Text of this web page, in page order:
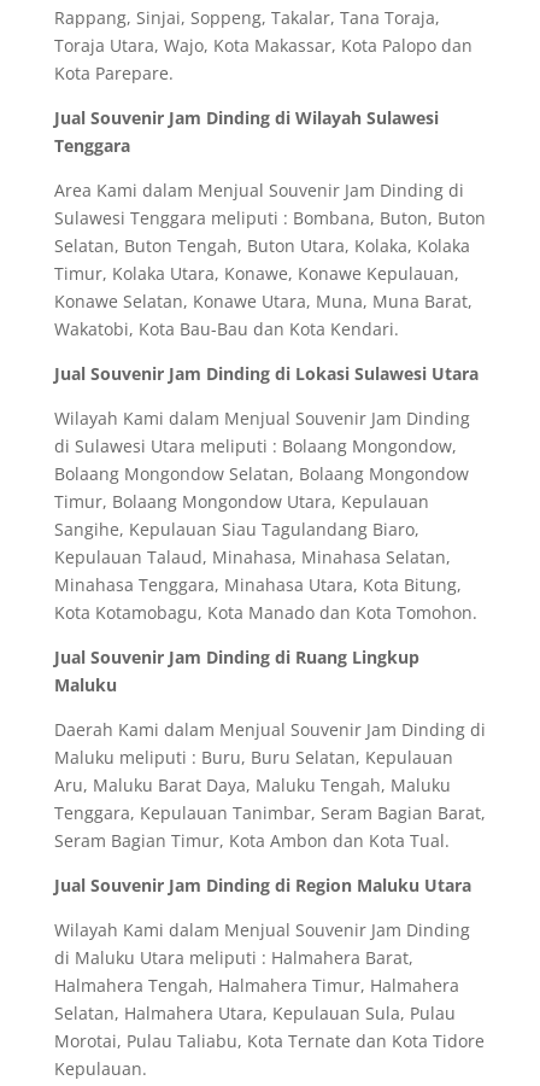
Rappang, Sinjai, Soppeng, Takalar, Tana Toraja,
Toraja Utara, Wajo, Kota Makassar, Kota Palopo dan
Kota Parepare.
Jual Souvenir Jam Dinding di Wilayah Sulawesi
Tenggara
Area Kami dalam Menjual Souvenir Jam Dinding di
Sulawesi Tenggara meliputi : Bombana, Buton, Buton
Selatan, Buton Tengah, Buton Utara, Kolaka, Kolaka
Timur, Kolaka Utara, Konawe, Konawe Kepulauan,
Konawe Selatan, Konawe Utara, Muna, Muna Barat,
Wakatobi, Kota Bau-Bau dan Kota Kendari.
Jual Souvenir Jam Dinding di Lokasi Sulawesi Utara
Wilayah Kami dalam Menjual Souvenir Jam Dinding
di Sulawesi Utara meliputi : Bolaang Mongondow,
Bolaang Mongondow Selatan, Bolaang Mongondow
Timur, Bolaang Mongondow Utara, Kepulauan
Sangihe, Kepulauan Siau Tagulandang Biaro,
Kepulauan Talaud, Minahasa, Minahasa Selatan,
Minahasa Tenggara, Minahasa Utara, Kota Bitung,
Kota Kotamobagu, Kota Manado dan Kota Tomohon.
Jual Souvenir Jam Dinding di Ruang Lingkup
Maluku
Daerah Kami dalam Menjual Souvenir Jam Dinding di
Maluku meliputi : Buru, Buru Selatan, Kepulauan
Aru, Maluku Barat Daya, Maluku Tengah, Maluku
Tenggara, Kepulauan Tanimbar, Seram Bagian Barat,
Seram Bagian Timur, Kota Ambon dan Kota Tual.
Jual Souvenir Jam Dinding di Region Maluku Utara
Wilayah Kami dalam Menjual Souvenir Jam Dinding
di Maluku Utara meliputi : Halmahera Barat,
Halmahera Tengah, Halmahera Timur, Halmahera
Selatan, Halmahera Utara, Kepulauan Sula, Pulau
Morotai, Pulau Taliabu, Kota Ternate dan Kota Tidore
Kepulauan.